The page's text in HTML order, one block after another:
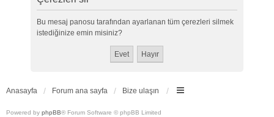
Bu mesaj panosu tarafından ayarlanan tüm çerezleri silmek
istediğinize emin misiniz?
Anasayfa Forum ana sayfa Bize ulaşın
Powered by phpBB® Forum Software © phpBB Limited